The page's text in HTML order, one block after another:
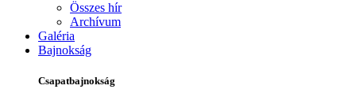
Összes hír
Archívum
Galéria
Bajnokság
Csapatbajnokság